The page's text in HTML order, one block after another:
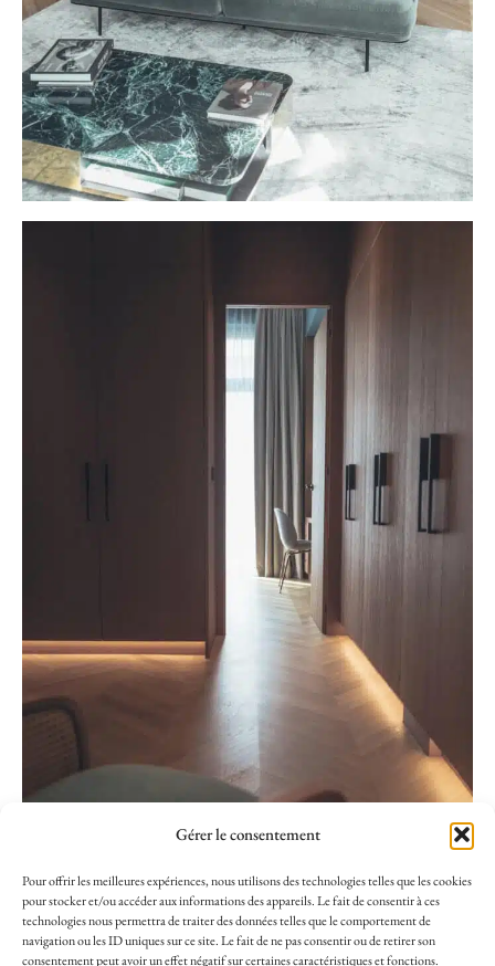
Gérer le consentement
Pour offrir les meilleures expériences, nous utilisons des technologies telles que les cookies
pour stocker et/ou accéder aux informations des appareils. Le fait de consentir à ces
technologies nous permettra de traiter des données telles que le comportement de
navigation ou les ID uniques sur ce site. Le fait de ne pas consentir ou de retirer son
consentement peut avoir un effet négatif sur certaines caractéristiques et fonctions.